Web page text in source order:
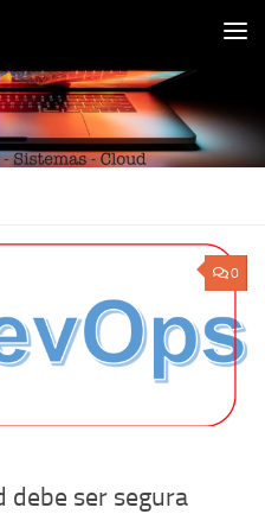
0
debe ser segura